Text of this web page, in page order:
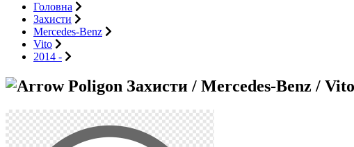
Головна
Захисти
Mercedes-Benz
Vito
2014 -
Захисти / Mercedes-Benz /